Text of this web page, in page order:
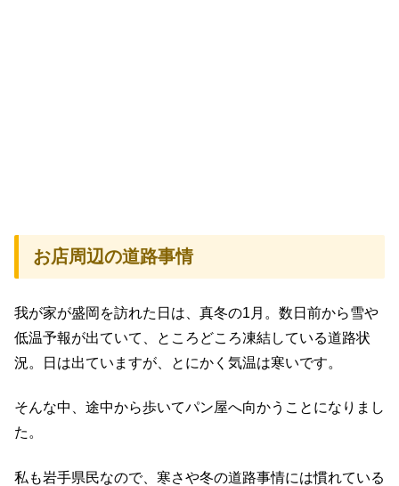
お店周辺の道路事情
我が家が盛岡を訪れた日は、真冬の1月。数日前から雪や
低温予報が出ていて、ところどころ凍結している道路状
況。日は出ていますが、とにかく気温は寒いです。
そんな中、途中から歩いてパン屋へ向かうことになりまし
た。
私も岩手県民なので、寒さや冬の道路事情には慣れている